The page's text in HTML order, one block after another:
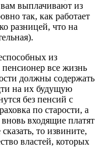
выплачивают из
так, как работает
разницей, что на
из
все жизнь
должны содержать
на их будущую
без пенсий с
по старости, а
входящие платят
то извините,
властей, которых